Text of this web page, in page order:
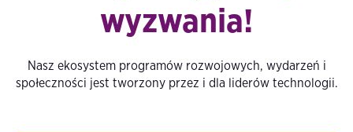
wyzwania!
Nasz ekosystem programów rozwojowych, wydarzeń i
społeczności jest tworzony przez i dla liderów technologii.